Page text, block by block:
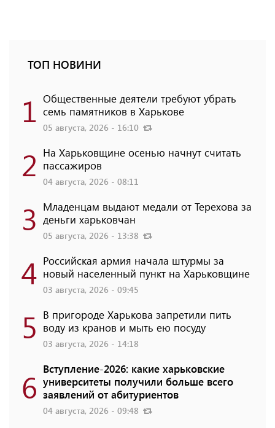
ТОП НОВИНИ
1 Общественные деятели требуют убрать
семь памятников в Харькове
05 августа, 2026 - 16:10
2 На Харьковщине осенью начнут считать
пассажиров
04 августа, 2026 - 08:11
3 Младенцам выдают медали от Терехова за
деньги харьковчан
05 августа, 2026 - 13:38
4 Российская армия начала штурмы за
новый населенный пункт на Харьковщине
03 августа, 2026 - 09:45
5 В пригороде Харькова запретили пить
воду из кранов и мыть ею посуду
03 августа, 2026 - 14:18
6 Вступление-2026: какие харьковские
университеты получили больше всего
заявлений от абитуриентов
04 августа, 2026 - 09:48